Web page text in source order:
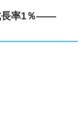
長率1％――